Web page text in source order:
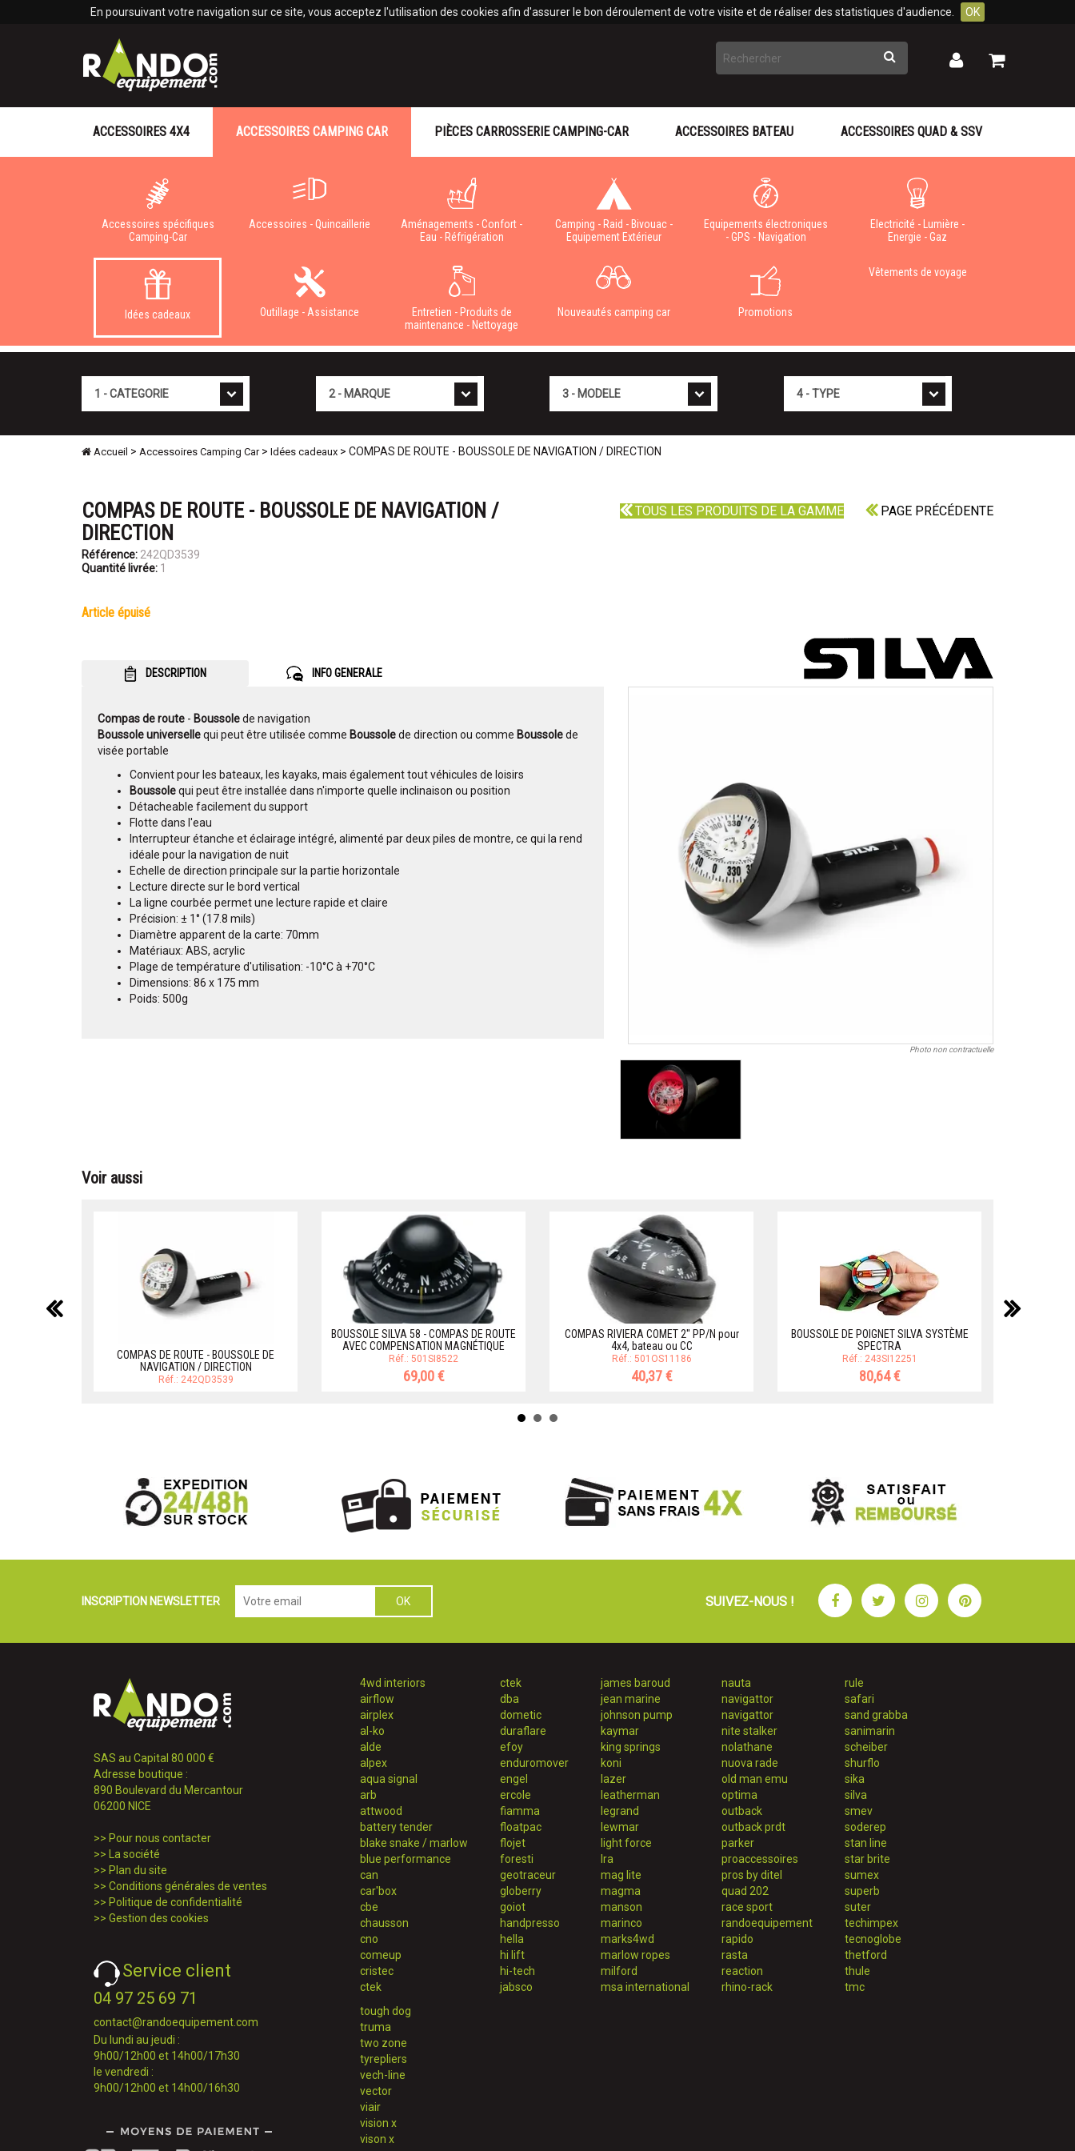
En poursuivant votre navigation sur ce site, vous acceptez l'utilisation des cookies afin d'assurer le bon déroulement de votre visite et de réaliser des statistiques d'audience. OK
Rechercher Mon
Mon
ACCESSOIRES 4X4 ACCESSOIRES CAMPING CAR
Accessoires spécifiques
Camping-Car
Accessoires - Quincaillerie
Aménagements - Confort -
Eau - Réfrigération
Camping - Raid - Bivouac -
Equipement Extérieur
Equipements électroniques
- GPS - Navigation
Electricité - Lumière -
Energie - Gaz
Idées cadeaux Outillage - Assistance
Entretien - Produits de
maintenance - Nettoyage
Nouveautés camping car Promotions
Vêtements de voyage
PIÈCES CARROSSERIE CAMPING-CAR ACCESSOIRES BATEAU ACCESSOIRES QUAD & SSV
Accueil > Accessoires Camping Car> Idées cadeaux > COMPAS DE ROUTE - BOUSSOLE DE NAVIGATION / DIRECTION
TOUS LES PRODUITS DE LA GAMME PAGE PRÉCÉDENTE
COMPAS DE ROUTE - BOUSSOLE DE NAVIGATION /
DIRECTION
Référence: 242QD3539
Quantité livrée: 1
article épuisé
DESCRIPTION INFO GENERALE
Compas de route - Boussolede navigation
Boussole universellequi peut être utilisée comme Boussolede direction ou comme Boussolede
visée portable
​​​​Convient pour les bateaux, les kayaks, mais également tout véhicules de loisirs
Boussolequi peut être installée dans n'importe quelle inclinaison ou position
Détacheable facilement du support
Flotte dans l'eau
Interrupteur étanche et éclairage intégré, alimenté par deux piles de montre, ce qui la rend
idéale pour la navigation de nuit
Echelle de direction principale sur la partie horizontale
Lecture directe sur le bord vertical
La ligne courbée permet une lecture rapide et claire
Précision: ± 1° (17.8 mils)
Diamètre apparent de la carte: 70mm
Matériaux: ABS, acrylic
Plage de température d'utilisation: -10°C à +70°C
Dimensions: 86 x 175 mm
Poids: 500g
Photo non contractuelle
Voir aussi
COMPAS DE ROUTE - BOUSSOLE DE
NAVIGATION / DIRECTION
Réf.: 242QD3539
BOUSSOLE SILVA 58 - COMPAS DE ROUTE
AVEC COMPENSATION MAGNÉTIQUE
Réf.: 501SI8522
69,00 €
COMPAS RIVIERA COMET 2'' PP/N pour
4x4, bateau ou CC
Réf.: 501OS11186
40,37 €
BOUSSOLE DE POIGNET SILVA SYSTÈME
SPECTRA
Réf.: 243SI12251
80,64 €
précédent
INSCRIPTION NEWSLETTER SUIVEZ-NOUS ! FacebookTwitterInstagramPinterest
SAS au Capital 80 000 €
Adresse boutique :
890 Boulevard du Mercantour
06200 NICE
>> Pour nous contacter
>> La société
>> Plan du site
>> Conditions générales de ventes
>> Politique de confidentialité
>> Gestion des cookies
Service client
04 97 25 69 71
contact@randoequipement.com
Du lundi au jeudi :
9h00/12h00 et 14h00/17h30
le vendredi :
9h00/12h00 et 14h00/16h30
4wd interiors
airflow
airplex
al-ko
alde
alpex
aqua signal
arb
attwood
battery tender
blake snake / marlow
blue performance
can
car'box
cbe
chausson
cno
comeup
cristec
ctek
ctek
dba
dometic
duraflare
efoy
enduromover
engel
ercole
fiamma
floatpac
flojet
foresti
geotraceur
globerry
goiot
handpresso
hella
hi lift
hi-tech
jabsco
james baroud
jean marine
johnson pump
kaymar
king springs
koni
lazer
leatherman
legrand
lewmar
light force
lra
mag lite
magma
manson
marinco
marks4wd
marlow ropes
milford
msa international
nauta
navigattor
navigattor
nite stalker
nolathane
nuova rade
old man emu
optima
outback
outback prdt
parker
proaccessoires
pros by ditel
quad 202
race sport
randoequipement
rapido
rasta
reaction
rhino-rack
rule
safari
sand grabba
sanimarin
scheiber
shurflo
sika
silva
smev
soderep
stan line
star brite
sumex
superb
suter
techimpex
tecnoglobe
thetford
thule
tmc
tough dog
truma
two zone
tyrepliers
vech-line
vector
viair
vision x
vison x
Panneau de gestion des cookies